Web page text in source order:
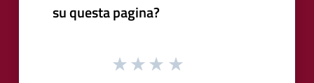
su questa pagina?